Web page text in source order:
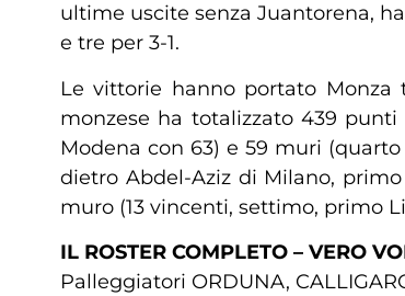
ultime uscite senza Juantorena,
e tre per 3-1.
Le vittorie hanno portato
monzese ha totalizzato 439
Modena con 63) e 59 muri
dietro Abdel-Aziz di Milano,
muro (13 vincenti, settimo, primo
IL ROSTER COMPLETO – VERO
Palleggiatori ORDUNA,